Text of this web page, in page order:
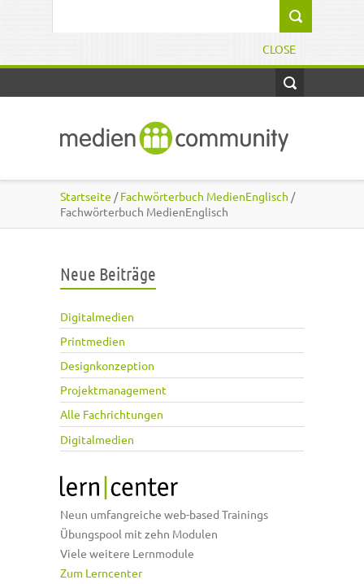
CLOSE
Startseite /Fachwörterbuch MedienEnglisch /
Fachwörterbuch MedienEnglisch
Neue Beiträge
Digitalmedien
Printmedien
Designkonzeption
Projektmanagement
Alle Fachrichtungen
Digitalmedien
Neun umfangreiche web-based Trainings
Übungspool mit zehn Modulen
Viele weitere Lernmodule
Zum Lerncenter